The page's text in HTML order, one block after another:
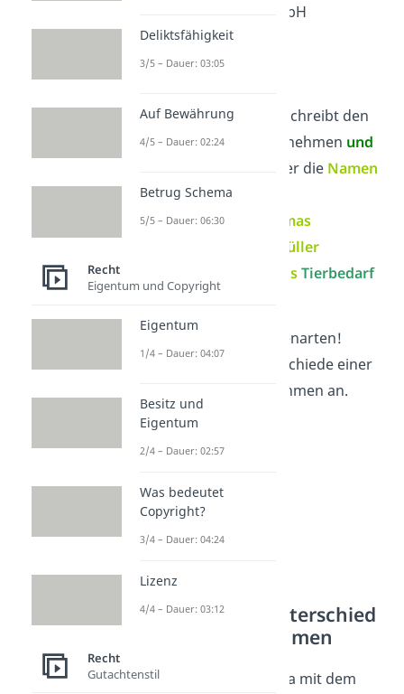
GmbH
(Tierbedarf)
Gemischte Firma
Diegemischte Firma
beschreibt den
Firmengrund vom Unternehmen und
gleichzeitig auch den oder die Namen
der Geschäftsinhaber.
Mischfirma Beispiel:
Emmas
Müller
Friseursalon
SusisTierbedarf
Jetzt kennst du alle Firmenarten!
Schau dir nun die Unterschiede einer
Firma zu einem Unternehmen an.
Good to Know: Unterschied
Firma — Unternehmen
Oft wird der Begriff Firma mit dem
Deliktsfähigkeit
3/5 – Dauer: 03:05
Auf Bewährung
4/5 – Dauer: 02:24
Betrug Schema
5/5 – Dauer: 06:30
Recht
Eigentum und Copyright
Eigentum
1/4 – Dauer: 04:07
Besitz und
Eigentum
2/4 – Dauer: 02:57
Was bedeutet
Copyright?
3/4 – Dauer: 04:24
Lizenz
4/4 – Dauer: 03:12
Recht
Gutachtenstil